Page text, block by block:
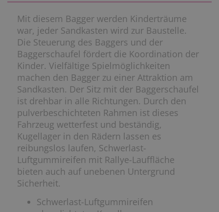
Mit diesem Bagger werden Kinderträume
war, jeder Sandkasten wird zur Baustelle.
Die Steuerung des Baggers und der
Baggerschaufel fördert die Koordination der
Kinder. Vielfältige Spielmöglichkeiten
machen den Bagger zu einer Attraktion am
Sandkasten. Der Sitz mit der Baggerschaufel
ist drehbar in alle Richtungen. Durch den
pulverbeschichteten Rahmen ist dieses
Fahrzeug wetterfest und beständig,
Kugellager in den Rädern lassen es
reibungslos laufen, Schwerlast-
Luftgummireifen mit Rallye-Lauffläche
bieten auch auf unebenen Untergrund
Sicherheit.
Schwerlast-Luftgummireifen